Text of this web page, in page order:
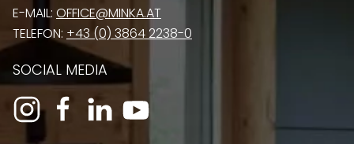
E-MAIL: OFFICE@MINKA.AT
TELEFON: +43 (0) 3864 2238-0
SOCIAL MEDIA